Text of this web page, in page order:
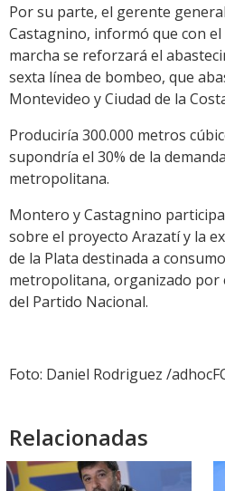
Por su parte, el gerente
Castagnino, informó que con
marcha se reforzará el
sexta línea de bombeo, que
Montevideo y Ciudad de la
Produciría 300.000 metros
supondría el 30% de la
metropolitana.
Montero y Castagnino
sobre el proyecto Arazatí y la
de la Plata destinada a
metropolitana, organizado
del Partido Nacional.
Foto: Daniel Rodriguez /
Relacionadas